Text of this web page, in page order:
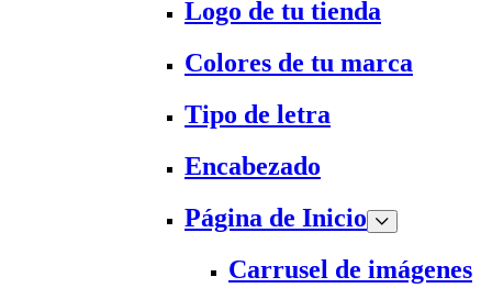
Logo de tu tienda
Colores de tu marca
Tipo de letra
Encabezado
Página de Inicio
Carrusel de imágenes